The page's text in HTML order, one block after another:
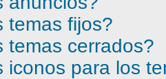
temas fijos?
temas cerrados?
iconos para los